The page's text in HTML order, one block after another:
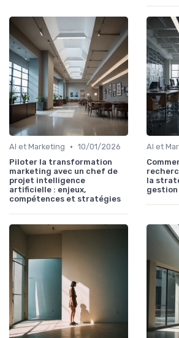
AI et Marketing • 10/01/2026
Piloter la transformation
marketing avec un chef de
projet intelligence
artificielle : enjeux,
compétences et stratégies
AI et
la